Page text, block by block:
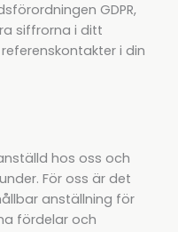
GDPR,
siffrorna i ditt
i din
hos oss och
För oss är det
anställning för
fördelar och